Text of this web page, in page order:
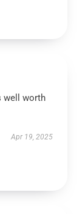
well worth
Apr 19, 2025